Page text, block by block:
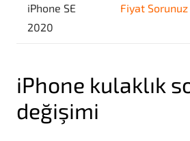
iPhone SE
2020
Fiyat Sorunuz
iPhone kulaklık
değişimi